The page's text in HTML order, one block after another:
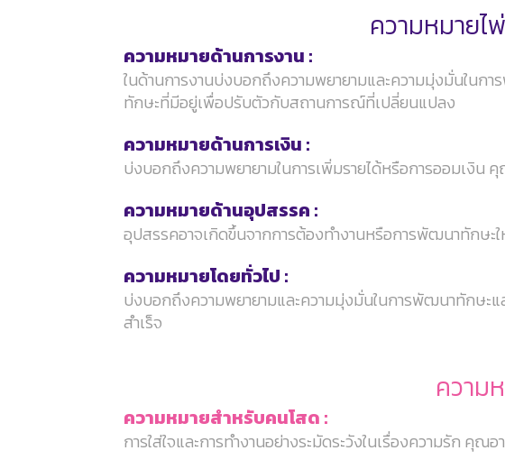
ความหมายไ
ความหมายด้านการงาน :
ในด้านการงานบ่งบอกถึงความพยายามและความมุ่งมั่นใน
ทักษะที่มีอยู่เพื่อปรับตัวกับสถานการณ์ที่เปลี่ยนแปลง
ความหมายด้านการเงิน :
บ่งบอกถึงความพยายามในการเพิ่มรายได้หรือการออมเงิน
ความหมายด้านอุปสรรค :
อุปสรรคอาจเกิดขึ้นจากการต้องทำงานหรือการพัฒนาทักษะ
ความหมายโดยทั่วไป :
บ่งบอกถึงความพยายามและความมุ่งมั่นในการพัฒนาทักษะแ
สำเร็จ
ความ
ความหมายสำหรับคนโสด :
การใส่ใจและการทำงานอย่างระมัดระวังในเรื่องความรัก